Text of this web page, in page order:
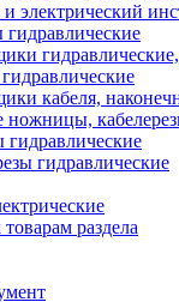
электрический
кабеля,
ножницы,
гидравлические
раздела